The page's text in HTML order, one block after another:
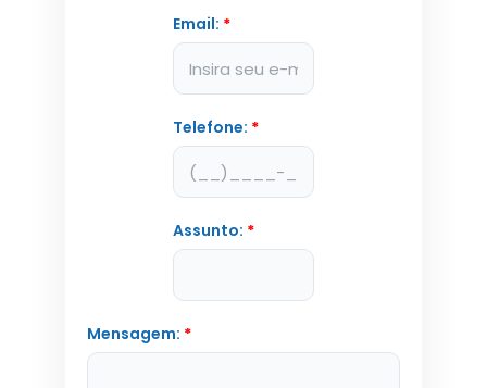
Email: *
Telefone: *
Assunto: *
Mensagem: *